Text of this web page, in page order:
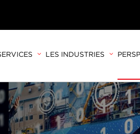
LES INDUSTRIES